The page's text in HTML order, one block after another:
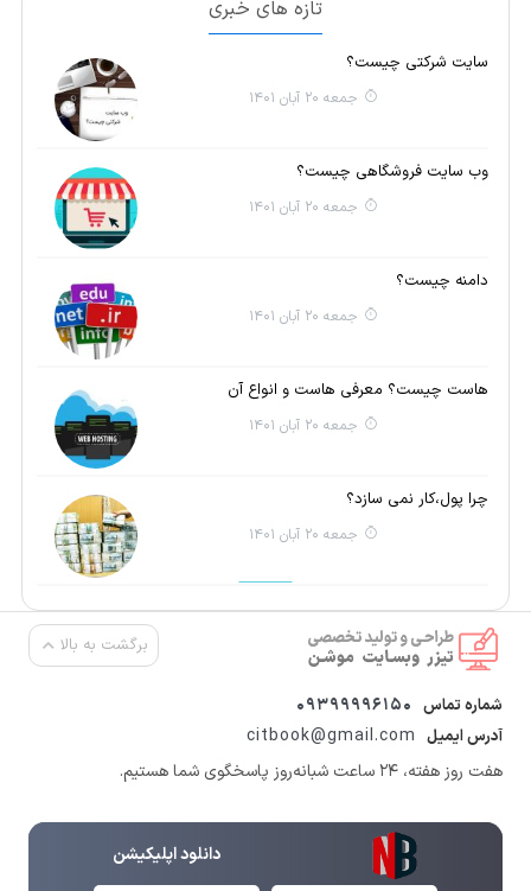
تازه های خبری
سایت شرکتی چیست؟
جمعه 20 آبان 1401
وب سایت فروشگاهی چیست؟
جمعه 20 آبان 1401
دامنه چیست؟
جمعه 20 آبان 1401
هاست چیست؟ معرفی هاست و انواع آن
جمعه 20 آبان 1401
چرا پول،کار نمی سازد؟
جمعه 20 آبان 1401
برگشت به بالا
شماره تماس 09399996150
آدرس ایمیل citbook@gmail.com
هفت روز هفته، ۲۴ ساعت شبانه‌روز پاسخگوی شما هستیم.
دانلود اپلیکیشن